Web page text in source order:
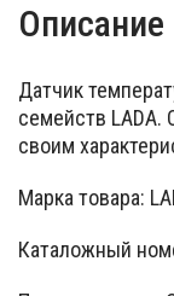
Описание
Датчик
семейств LADA.
своим
Марка товара:
Каталожный